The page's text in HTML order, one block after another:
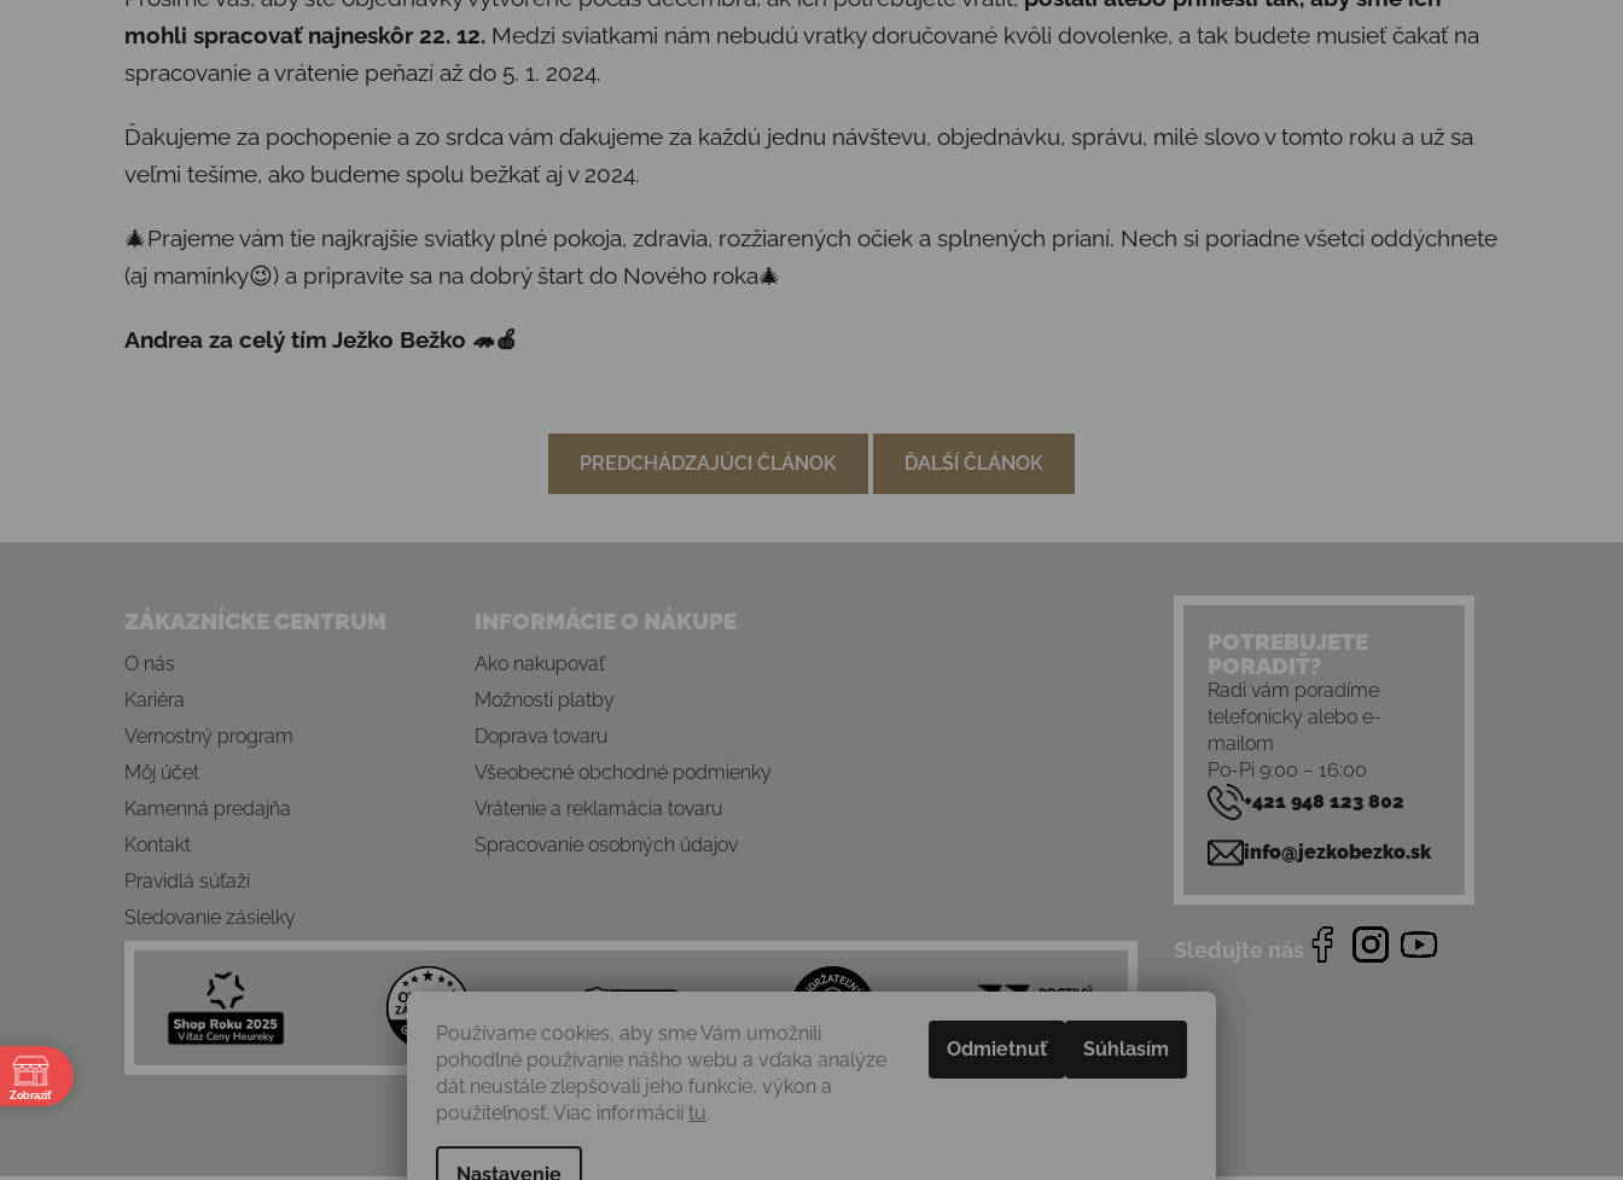
Používame cookies, aby sme Vám umožnili
pohodlné používanie nášho webu a vďaka analýze
dát neustále zlepšovali jeho funkcie, výkon a
použiteľnosť. Viac informácií tu.
Nastavenie
Odmietnuť Súhlasím
mohli spracovať najneskôr 22. 12. Medzi sviatkami nám nebudú vratky doručované kvôli dovolenke, a tak budete musieť čakať na
spracovanie a vrátenie peňazí až do 5. 1. 2024.
Ďakujeme za pochopenie a zo srdca vám ďakujeme za každú jednu návštevu, objednávku, správu, milé slovo v tomto roku a už sa
veľmi tešíme, ako budeme spolu bežkať aj v 2024.
🎄Prajeme vám tie najkrajšie sviatky plné pokoja, zdravia, rozžiarených očiek a splnených prianí. Nech si poriadne všetci oddýchnete
(aj maminky😉) a pripravíte sa na dobrý štart do Nového roka🎄
Andrea za celý tím Ježko Bežko 🦔🍎
PREDCHÁDZAJÚCI ČLÁNOK ĎALŠÍ ČLÁNOK
ZÁKAZNÍCKE CENTRUM
O nás
Kariéra
Vernostný program
Môj účet
Kamenná predajňa
Kontakt
Pravidlá súťaží
Sledovanie zásielky
INFORMÁCIE O NÁKUPE
Ako nakupovať
Možnosti platby
Doprava tovaru
Všeobecné obchodné podmienky
Vrátenie a reklamácia tovaru
Spracovanie osobných údajov
POTREBUJETE
PORADIŤ?
Radi vám poradíme
telefonicky alebo e-
mailom
Po-Pi 9:00 – 16:00
+421 948 123 802
info@jezkobezko.sk
Sledujte nás
Zobraziť